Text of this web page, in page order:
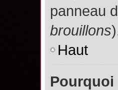
panneau
brouillons
Haut
Pourquoi